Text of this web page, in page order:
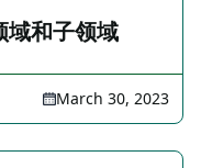
域和子领域
March 30, 2023